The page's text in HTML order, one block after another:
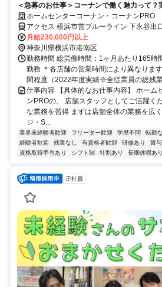
＜急募のお仕事＞コーナンで働く魅力って
残業14時間！
ホームセンターコーナン・コーナンPRO
アクセス 横浜市営ブルーライン 下永谷出
ブルーライン 上永谷3番口徒歩約23分、横
番口徒歩約29分 【重要】地域限定職の配
から片道90分圏内の店舗へ配属となりま
は確約できませんのでご了承ください。
月給230,000円以上
神奈川県横浜市港南区
勤務時間 総労働時間：1ヶ月あたり165時
勤務 ＊各店舗の営業時間により異なりま
間程度（2022年度実績※全従業員の総残業
仕事内容 【具体的なお仕事内容】 ホーム
ンPROの、 店舗スタッフとしてご活躍く
な業務を習得 まずは店舗全体の業務を広
ジ・S...
業界未経験者歓迎 フリーター歓迎 学歴不問 転勤な
経験者歓迎
残業なし 有資格者歓迎 研修あり 賞
資格取得手当あり
シフト制 社割あり 長期休暇あり
正社員